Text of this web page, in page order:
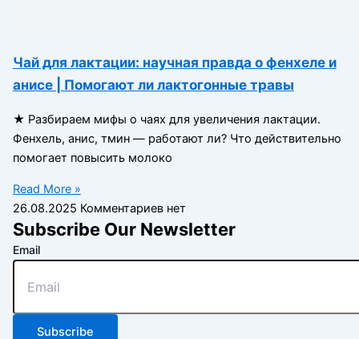
Чай для лактации: научная правда о фенхеле и
анисе | Помогают ли лактогонные травы
★ Разбираем мифы о чаях для увеличения лактации.
Фенхель, анис, тмин — работают ли? Что действительно
помогает повысить молоко
Read More »
26.08.2025 Комментариев нет
Subscribe Our Newsletter
Email
Subscribe